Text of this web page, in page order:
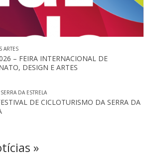
ARTES
– FEIRA INTERNACIONAL DE
DESIGN E ARTES
DA ESTRELA
DE CICLOTURISMO DA SERRA DA
»